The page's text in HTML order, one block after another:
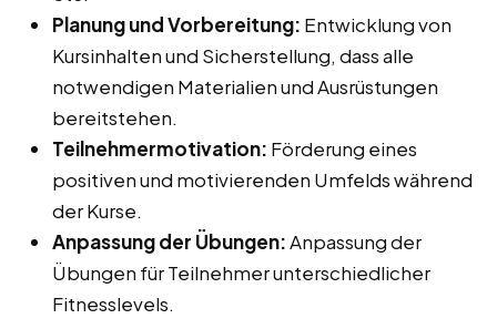
Planung und Vorbereitung: Entwicklung von
Kursinhalten und Sicherstellung, dass alle
notwendigen Materialien und Ausrüstungen
bereitstehen.
Teilnehmermotivation: Förderung eines
positiven und motivierenden Umfelds während
der Kurse.
Anpassung der Übungen:Anpassung der
Übungen für Teilnehmer unterschiedlicher
Fitnesslevels.